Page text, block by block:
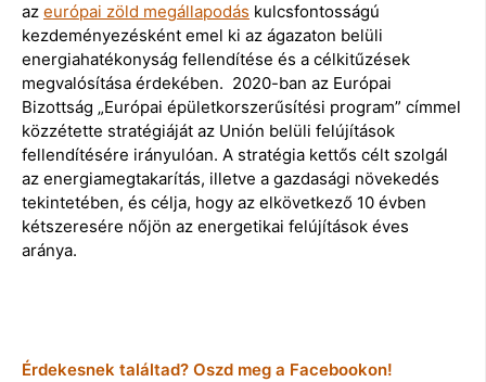
az európai zöld megállapodás kulcsfontosságú
kezdeményezésként emel ki az ágazaton belüli
energiahatékonyság fellendítése és a célkitűzések
megvalósítása érdekében. 2020-ban az Európai
Bizottság „Európai épületkorszerűsítési program” címmel
közzétette stratégiáját az Unión belüli felújítások
fellendítésére irányulóan. A stratégia kettős célt szolgál
az energiamegtakarítás, illetve a gazdasági növekedés
tekintetében, és célja, hogy az elkövetkező 10 évben
kétszeresére nőjön az energetikai felújítások éves
aránya.
Érdekesnek találtad? Oszd meg a Facebookon!